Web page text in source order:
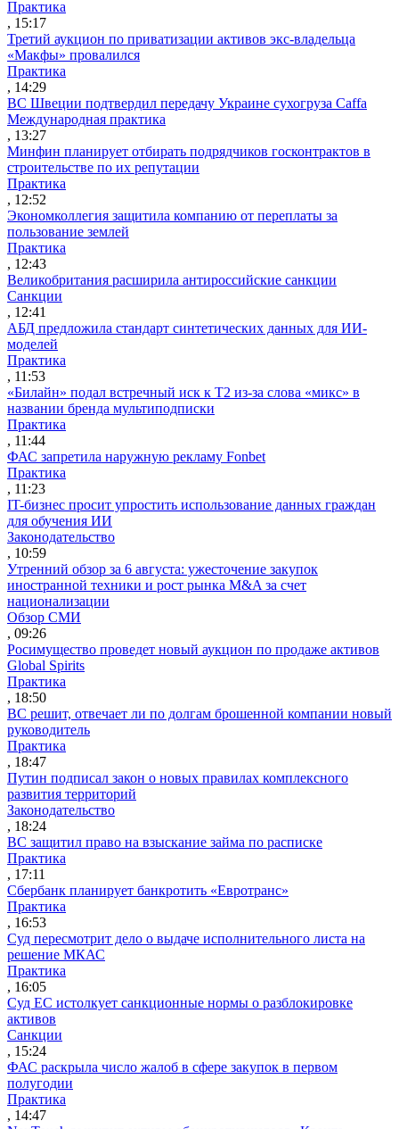
Практика
, 15:17
Третий аукцион по приватизации активов экс-владельца
«Макфы» провалился
Практика
, 14:29
ВС Швеции подтвердил передачу Украине сухогруза Caffa
Международная практика
, 13:27
Минфин планирует отбирать подрядчиков госконтрактов в
строительстве по их репутации
Практика
, 12:52
Экономколлегия защитила компанию от переплаты за
пользование землей
Практика
, 12:43
Великобритания расширила антироссийские санкции
Санкции
, 12:41
АБД предложила стандарт синтетических данных для ИИ-
моделей
Практика
, 11:53
«Билайн» подал встречный иск к Т2 из-за слова «микс» в
названии бренда мультиподписки
Практика
, 11:44
ФАС запретила наружную рекламу Fonbet
Практика
, 11:23
IT-бизнес просит упростить использование данных граждан
для обучения ИИ
Законодательство
, 10:59
Утренний обзор за 6 августа: ужесточение закупок
иностранной техники и рост рынка M&A за счет
национализации
Обзор СМИ
, 09:26
Росимущество проведет новый аукцион по продаже активов
Global Spirits
Практика
, 18:50
ВС решит, отвечает ли по долгам брошенной компании новый
руководитель
Практика
, 18:47
Путин подписал закон о новых правилах комплексного
развития территорий
Законодательство
, 18:24
ВС защитил право на взыскание займа по расписке
Практика
, 17:11
Сбербанк планирует банкротить «Евротранс»
Практика
, 16:53
Суд пересмотрит дело о выдаче исполнительного листа на
решение МКАС
Практика
, 16:05
Суд ЕС истолкует санкционные нормы о разблокировке
активов
Санкции
, 15:24
ФАС раскрыла число жалоб в сфере закупок в первом
полугодии
Практика
, 14:47